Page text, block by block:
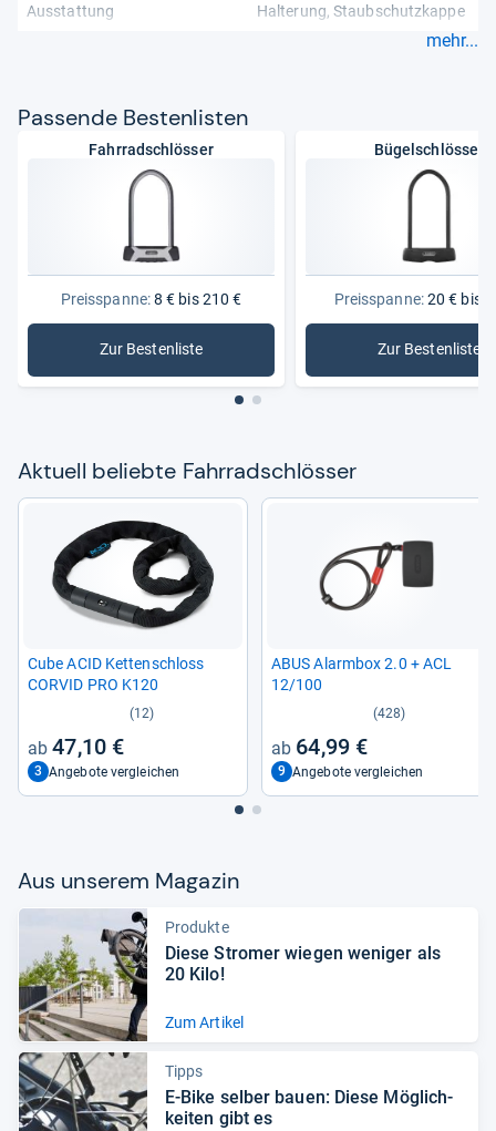
Ausstattung Halterung Staubschutzkappe
mehr...
Pas­sende Bes­ten­lis­ten
Fahrradschlösser
Preisspanne:8 € bis 210 €
Zur Bestenliste: Fahrradschlösser
Bügelschlösser
Preisspanne:20 € bis
Zur Bestenliste
:
Aktu­ell beliebte Fahr­rad­sch­lös­ser
Cube ACID Ket­ten­schloss
COR­VID PRO K120
(12)
47,10 €
3 Angebote vergleichen
ABUS Alarm­box 2.0 + ACL
12/100
(428)
64,99 €
9 Angebote vergleichen
Aus unse­rem Maga­zin
Produkte
Diese Stro­mer wie­gen weni­ger als
20 Kilo!
Zum Artikel
Tipps
E-​Bike sel­ber bauen: Diese Mög­lich­
kei­ten gibt es